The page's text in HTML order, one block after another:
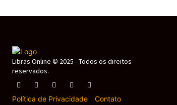
Libras Online © 2025 - Todos os direitos
reservados.
Política de Privacidade Contato